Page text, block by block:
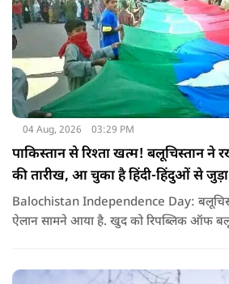
04 Aug, 2026 03:29 PM
पाकिस्तान से रिश्ता खत्म! बलूचिस्तान ने
की तारीख, आ चुका है हिंदी-हिंदुओं से
Balochistan Independence Day:
ऐलान सामने आया है. खुद को रिपब्लिक ऑफ